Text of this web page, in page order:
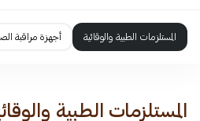
المستلزمات الطبية والوقائية أجهزة مراقبة
المستلزمات الطبية